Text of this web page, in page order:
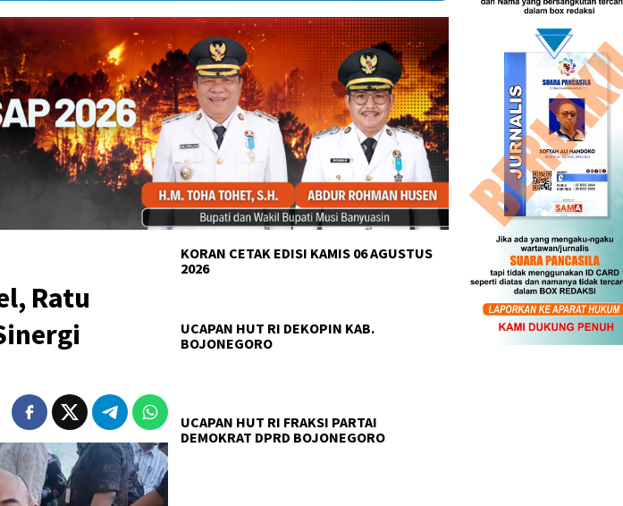
Ratu
KORAN CETAK EDISI KAMIS 06 AGUSTUS
2026
UCAPAN HUT RI DEKOPIN KAB.
BOJONEGORO
UCAPAN HUT RI FRAKSI PARTAI
DEMOKRAT DPRD BOJONEGORO